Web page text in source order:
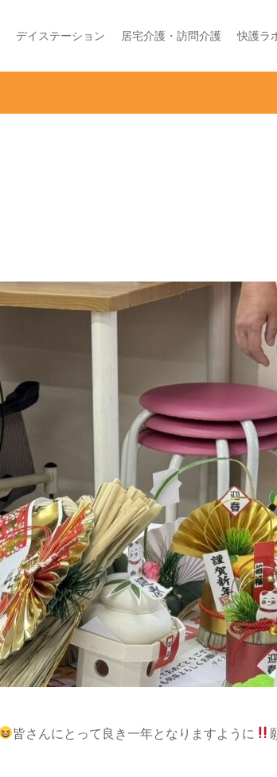
デイステーション 居宅介護・訪問介護 快護ラ
皆さんにとって良き一年となりますように